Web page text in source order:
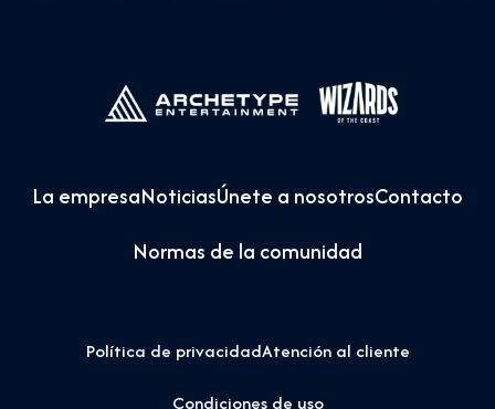
La empresaNoticiasÚnete a nosotrosContacto
Normas de la comunidad
Política de privacidadAtención al cliente
Condiciones de uso